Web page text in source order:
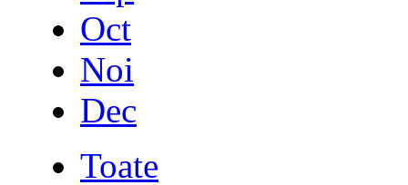
Oct
Noi
Dec
Toate